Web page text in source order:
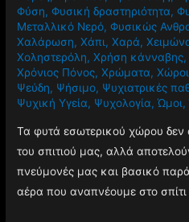
Φύση,Φυσική δραστηριότητα,
Μεταλλικό Νερό,Φυσικώς
Χαλάρωση,Χάπι,Χαρά,
Χοληστερόλη,Χρήση κάνναβης
Χρόνιος Πόνος,Χρώματα,
Ψεύδη, Ψήσιμο, Ψυχιατρικές
Ψυχική Υγεία, Ψυχολογία,Ώμοι,
Τα φυτά εσωτερικού χώρου
του σπιτιού μας, αλλά
πνεύμονές μας και βασικό
αέρα που αναπνέουμε στο σπίτι